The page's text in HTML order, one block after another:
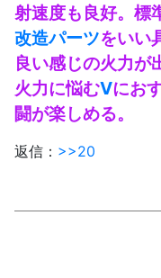
射速度も良好。標
改造パーツをいい
良い感じの火力が
火力に悩むVにお
闘が楽しめる。
返信： >>20